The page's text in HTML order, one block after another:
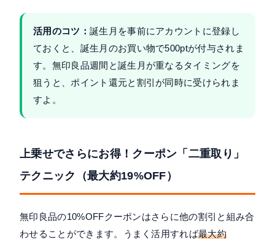
活用のコツ： 誕生月を事前にアカウントに登録し
ておくと、誕生月のお買い物で500ptが付与されま
す。無印良品週間と誕生月が重なるタイミングを
狙うと、ポイント還元と割引が同時に受けられま
すよ。
上乗せでさらにお得！クーポン「二重取り」
テクニック（最大約19%OFF）
無印良品の10%OFFクーポンはさらに他の割引と組み合
わせることができます。うまく活用すれば最大約